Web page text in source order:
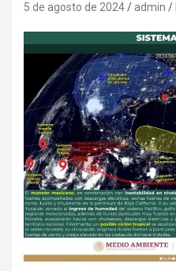
5 de agosto de 2024 admin